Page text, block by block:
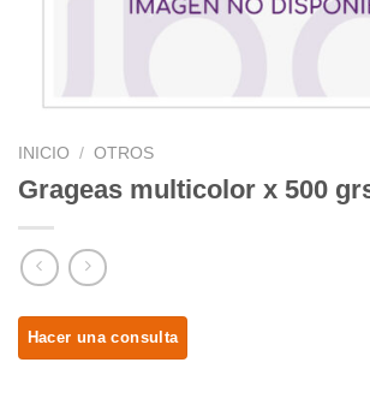
INICIO / OTROS
Grageas multicolor x 500